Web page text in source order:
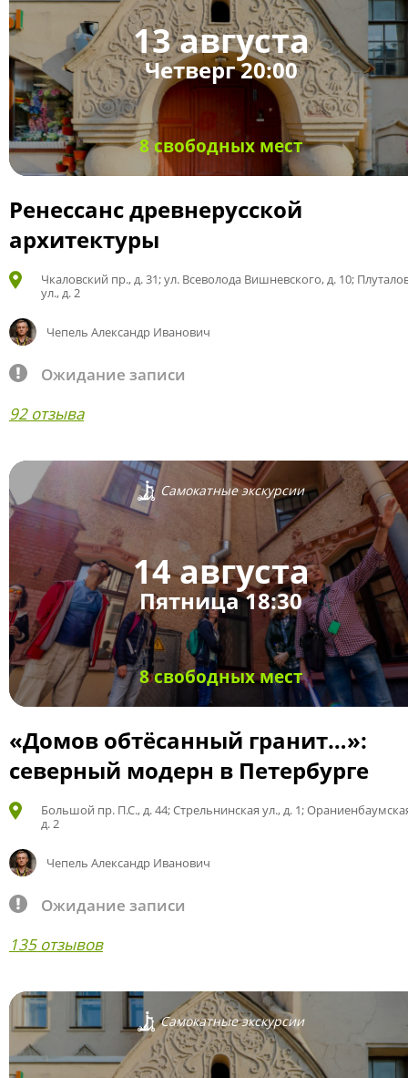
13 августа
Четверг 20:00
8 свободных мест
Ренессанс древнерусской
архитектуры
Чкаловский пр., д. 31; ул. Всеволода Вишневского, д. 10;
ул., д. 2
Чепель Александр Иванович
Ожидание записи
92 отзыва
Самокатные экскурсии
14 августа
Пятница 18:30
8 свободных мест
«Домов обтёсанный гранит…»:
северный модерн в Петербурге
Большой пр. П.С., д. 44; Стрельнинская ул., д. 1;
д. 2
Чепель Александр Иванович
Ожидание записи
135 отзывов
Самокатные экскурсии